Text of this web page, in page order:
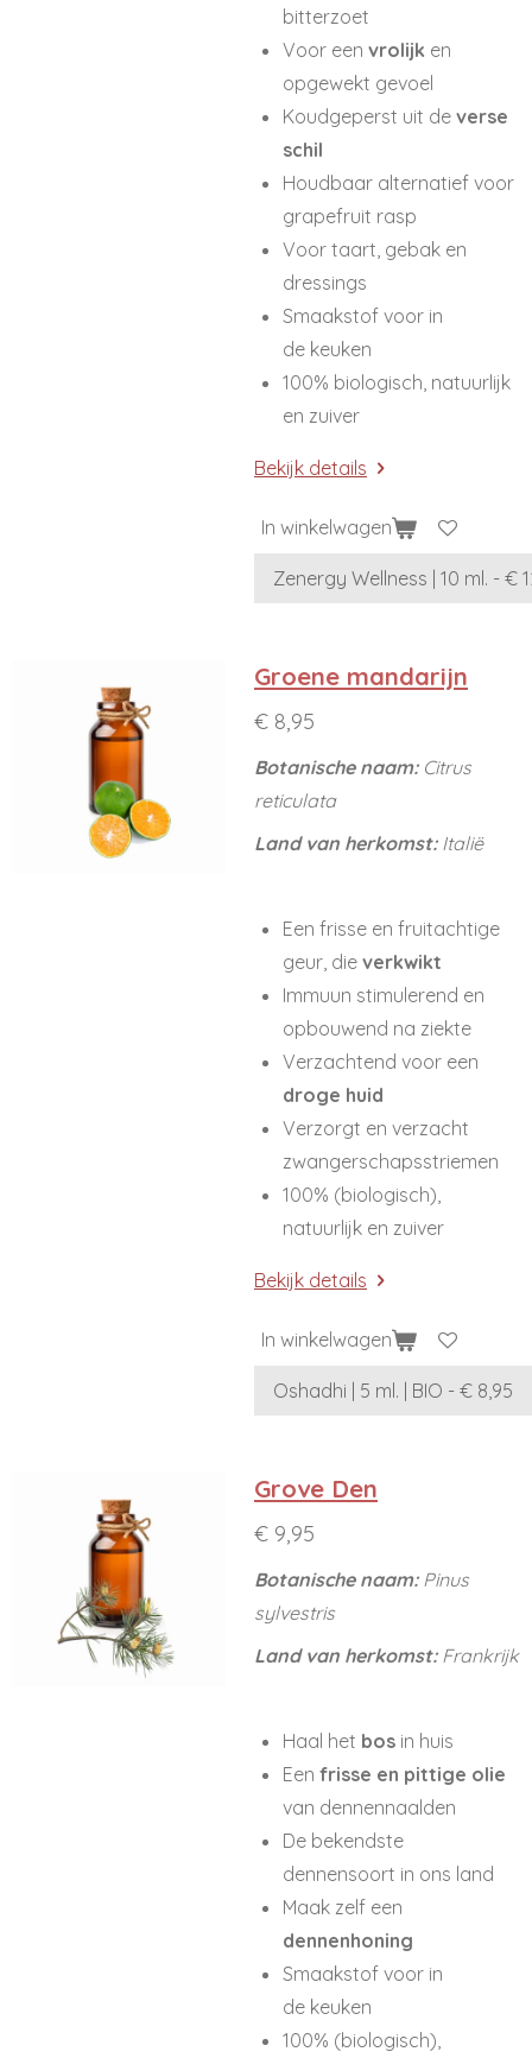
bitterzoet
Voor een vrolijk en
opgewekt gevoel
Koudgeperst uit de verse
schil
Houdbaar alternatief voor
grapefruit rasp
Voor taart, gebak en
dressings
Smaakstof voor in
de keuken
100% biologisch, natuurlijk
en zuiver
Bekijk details
In winkelwagen
Groene mandarijn
€ 8,95
Botanische naam: Citrus
reticulata
Land van herkomst: Italië
Een frisse en fruitachtige
geur, die verkwikt
Immuun stimulerend en
opbouwend na ziekte
Verzachtend voor een
droge huid
Verzorgt en verzacht
zwangerschapsstriemen
100% (biologisch),
natuurlijk en zuiver
Bekijk details
In winkelwagen
Grove Den
€ 9,95
Botanische naam: Pinus
sylvestris
Land van herkomst: Frankrijk
Haal het bos in huis
Een frisse en pittige olie
van dennennaalden
De bekendste
dennensoort in ons land
Maak zelf een
dennenhoning
Smaakstof voor in
de keuken
100% (biologisch),